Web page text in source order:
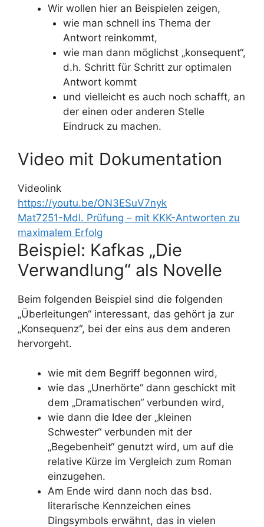
Wir wollen hier an Beispielen zeigen,
wie man schnell ins Thema der
Antwort reinkommt,
wie man dann möglichst „konsequent“,
d.h. Schritt für Schritt zur optimalen
Antwort kommt
und vielleicht es auch noch schafft, an
der einen oder anderen Stelle
Eindruck zu machen.
Video mit Dokumentation
Videolink
https://youtu.be/ON3ESuV7nyk
Mat7251-Mdl. Prüfung – mit KKK-Antworten zu
maximalem Erfolg
Beispiel: Kafkas „Die
Verwandlung“ als Novelle
Beim folgenden Beispiel sind die folgenden
„Überleitungen“ interessant, das gehört ja zur
„Konsequenz“, bei der eins aus dem anderen
hervorgeht.
wie mit dem Begriff begonnen wird,
wie das „Unerhörte“ dann geschickt mit
dem „Dramatischen“ verbunden wird,
wie dann die Idee der „kleinen
Schwester“ verbunden mit der
„Begebenheit“ genutzt wird, um auf die
relative Kürze im Vergleich zum Roman
einzugehen.
Am Ende wird dann noch das bsd.
literarische Kennzeichen eines
Dingsymbols erwähnt, das in vielen